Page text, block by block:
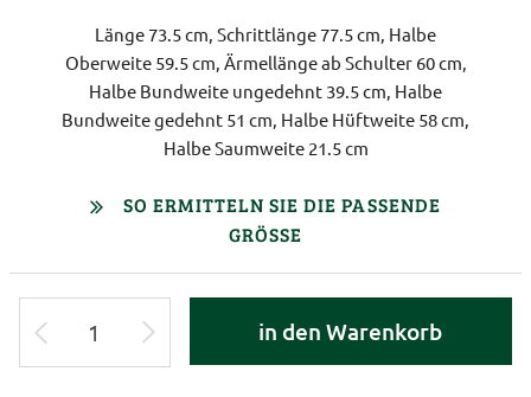
Länge 73.5 cm, Schrittlänge 77.5 cm, Halbe
Oberweite 59.5 cm, Ärmellänge ab Schulter 60 cm,
Halbe Bundweite ungedehnt 39.5 cm, Halbe
Bundweite gedehnt 51 cm, Halbe Hüftweite 58 cm,
Halbe Saumweite 21.5 cm
SO ERMITTELN SIE DIE PASSENDE
GRÖSSE
in den Warenkorb